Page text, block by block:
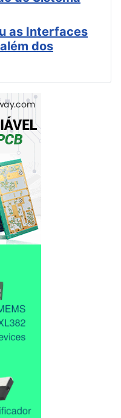
as Interfaces
dos